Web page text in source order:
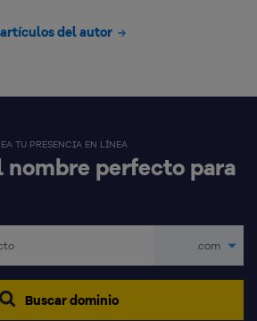
artículos del autor
TU PRESENCIA EN LÍNEA
nombre perfecto para
.com
Buscar dominio